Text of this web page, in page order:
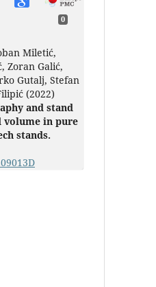
0
Miletić,
Zoran Galić,
Gutalj, Stefan
(2022)
and stand
volume in pure
stands.